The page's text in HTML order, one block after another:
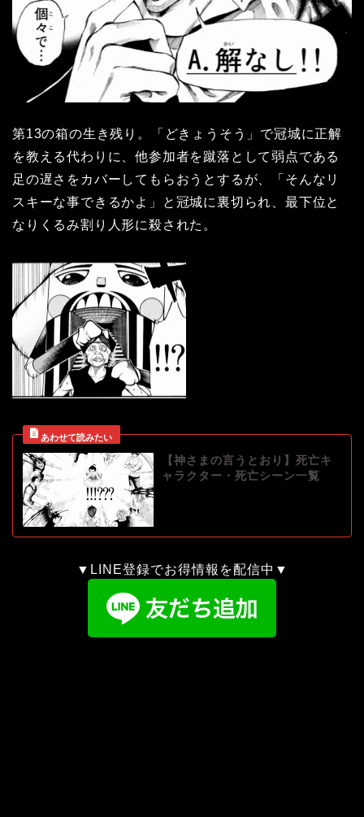
第13の箱の生き残り。「どきょうそう」で冠城に正解
を教える代わりに、他参加者を蹴落として弱点である
足の遅さをカバーしてもらおうとするが、「そんなリ
スキーな事できるかよ」と冠城に裏切られ、最下位と
なりくるみ割り人形に殺された。
【神さまの言うとおり】死亡キ
ャラクター・死亡シーン一覧
▼LINE登録でお得情報を配信中▼